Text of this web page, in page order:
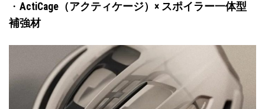
・ ActiCage（アクティケージ）× スポイラー一体型
補強材